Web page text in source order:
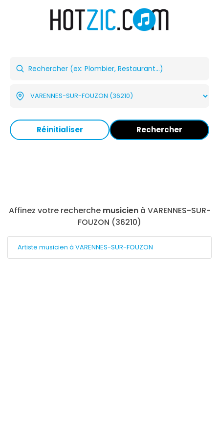
Réinitialiser Rechercher
Affinez votre recherche musicienà VARENNES-SUR-
FOUZON (36210)
Artiste musicien à VARENNES-SUR-FOUZON